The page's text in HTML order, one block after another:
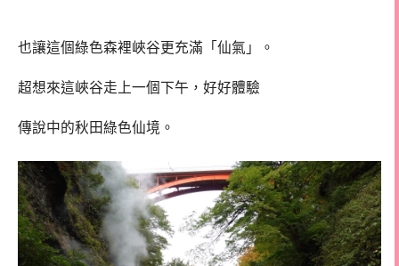
也讓這個綠色森裡峽谷更充滿「仙氣」。
超想來這峽谷走上一個下午，好好體驗
傳說中的秋田綠色仙境。